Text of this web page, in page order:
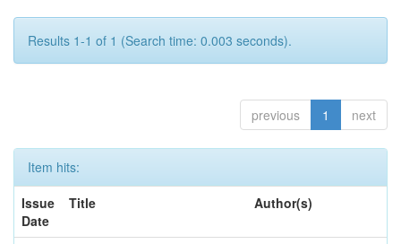
Results 1-1 of 1 (Search time: 0.003 seconds).
previous 1 next
Item hits:
Issue
Date
Title Author(s)